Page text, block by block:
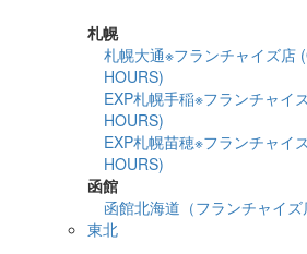
札幌
札幌大通※フランチャイズ店
HOURS)
EXP札幌手稲※フランチャイ
HOURS)
EXP札幌苗穂※フランチャイ
HOURS)
函館
函館北海道（フランチャイズ
東北